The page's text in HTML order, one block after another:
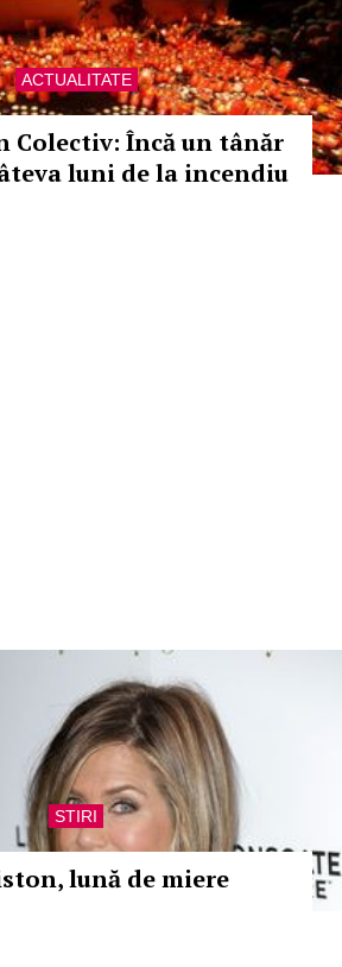
ACTUALITATE
Colectiv: Încă un tânăr
luni de la incendiu
STIRI
lună de miere